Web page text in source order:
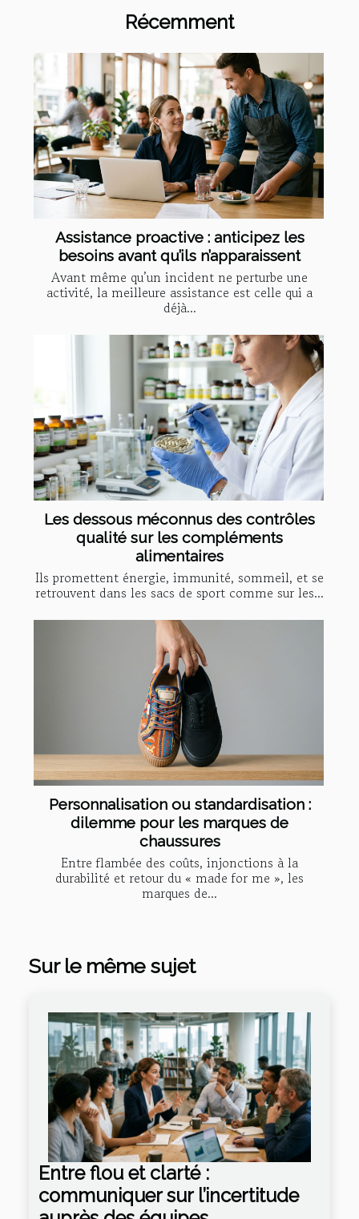
Récemment
Assistance proactive : anticipez les
besoins avant qu’ils n’apparaissent
Avant même qu’un incident ne perturbe une
activité, la meilleure assistance est celle qui a
déjà...
Les dessous méconnus des contrôles
qualité sur les compléments
alimentaires
Ils promettent énergie, immunité, sommeil, et se
retrouvent dans les sacs de sport comme sur les...
Personnalisation ou standardisation :
dilemme pour les marques de
chaussures
Entre flambée des coûts, injonctions à la
durabilité et retour du « made for me », les
marques de...
Sur le même sujet
Entre flou et clarté :
communiquer sur l’incertitude